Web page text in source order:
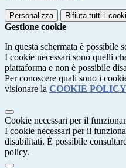
Personalizza Rifiuta tutti i
Gestione cookie
In questa schermata è possibile
I cookie necessari sono quelli
piattaforma e non è possibile
Per conoscere quali sono i
visionare la COOKIE POLICY
Cookie necessari per il
I cookie necessari per il
disabilitati. È possibile
policy.